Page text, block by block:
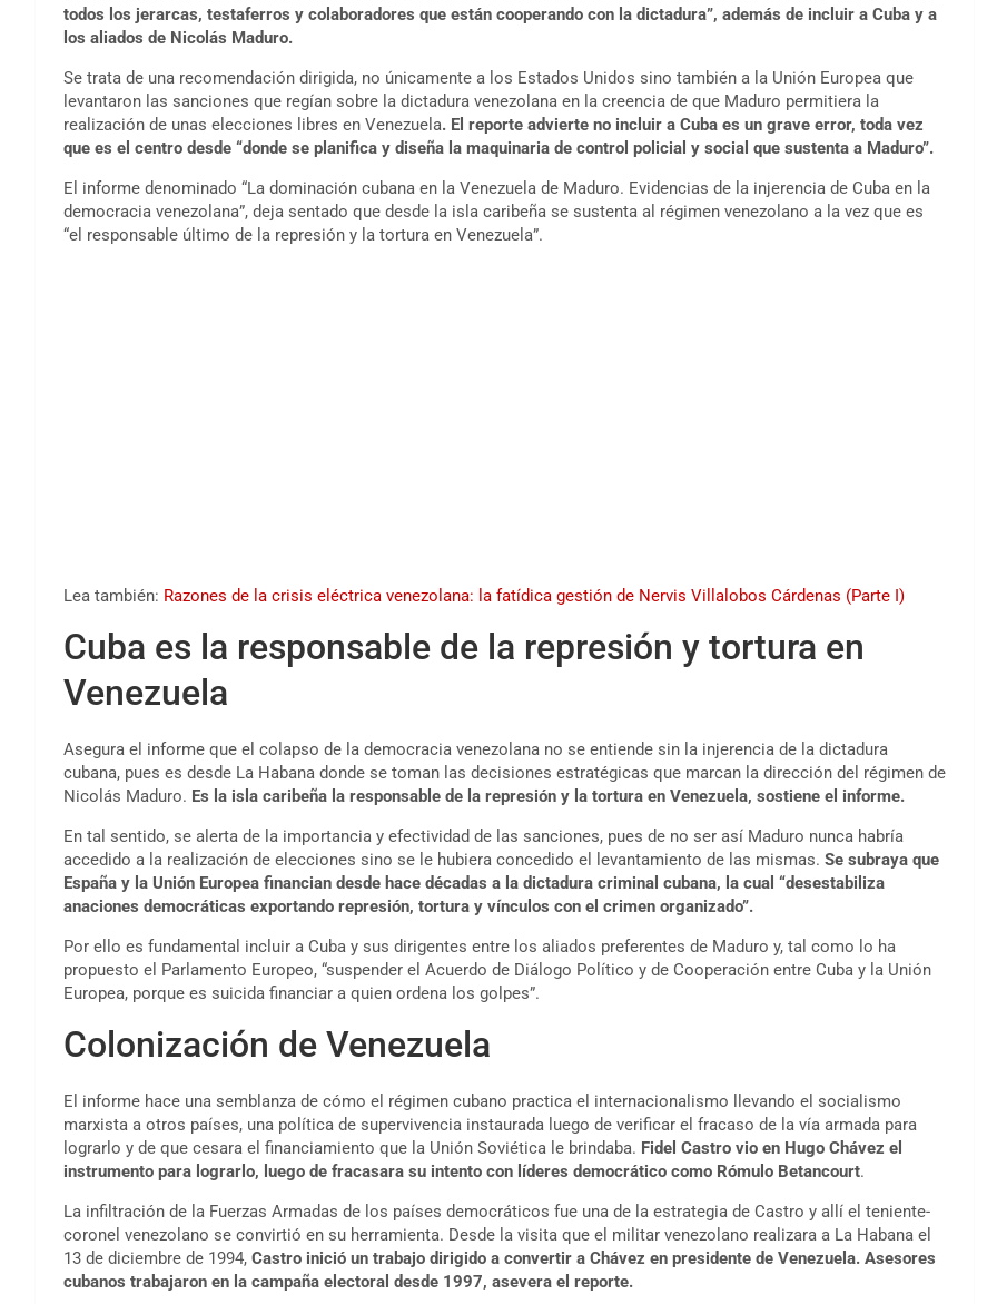
todos los jerarcas, testaferros y colaboradores que están cooperando con la dictadura”, además de incluir a Cuba y a
los aliados de Nicolás Maduro.
Se trata de una recomendación dirigida, no únicamente a los Estados Unidos sino también a la Unión Europea que
levantaron las sanciones que regían sobre la dictadura venezolana en la creencia de que Maduro permitiera la
realización de unas elecciones libres en Venezuela. El reporte advierte no incluir a Cuba es un grave error, toda vez
que es el centro desde “donde se planifica y diseña la maquinaria de control policial y social que sustenta a Maduro”.
El informe denominado “La dominación cubana en la Venezuela de Maduro. Evidencias de la injerencia de Cuba en la
democracia venezolana”, deja sentado que desde la isla caribeña se sustenta al régimen venezolano a la vez que es
“el responsable último de la represión y la tortura en Venezuela”.
Lea también: Razones de la crisis eléctrica venezolana: la fatídica gestión de Nervis Villalobos Cárdenas (Parte I)
Cuba es la responsable de la represión y tortura en
Venezuela
Asegura el informe que el colapso de la democracia venezolana no se entiende sin la injerencia de la dictadura
cubana, pues es desde La Habana donde se toman las decisiones estratégicas que marcan la dirección del régimen de
Nicolás Maduro. Es la isla caribeña la responsable de la represión y la tortura en Venezuela, sostiene el informe.
En tal sentido, se alerta de la importancia y efectividad de las sanciones, pues de no ser así Maduro nunca habría
accedido a la realización de elecciones sino se le hubiera concedido el levantamiento de las mismas. Se subraya que
España y la Unión Europea financian desde hace décadas a la dictadura criminal cubana, la cual “desestabiliza
anaciones democráticas exportando represión, tortura y vínculos con el crimen organizado”.
Por ello es fundamental incluir a Cuba y sus dirigentes entre los aliados preferentes de Maduro y, tal como lo ha
propuesto el Parlamento Europeo, “suspender el Acuerdo de Diálogo Político y de Cooperación entre Cuba y la Unión
Europea, porque es suicida financiar a quien ordena los golpes”.
Colonización de Venezuela
El informe hace una semblanza de cómo el régimen cubano practica el internacionalismo llevando el socialismo
marxista a otros países, una política de supervivencia instaurada luego de verificar el fracaso de la vía armada para
lograrlo y de que cesara el financiamiento que la Unión Soviética le brindaba. Fidel Castro vio en Hugo Chávez el
instrumento para lograrlo, luego de fracasara su intento con líderes democrático como Rómulo Betancourt.
La infiltración de la Fuerzas Armadas de los países democráticos fue una de la estrategia de Castro y allí el teniente-
coronel venezolano se convirtió en su herramienta. Desde la visita que el militar venezolano realizara a La Habana el
13 de diciembre de 1994, Castro inició un trabajo dirigido a convertir a Chávez en presidente de Venezuela. Asesores
cubanos trabajaron en la campaña electoral desde 1997, asevera el reporte.